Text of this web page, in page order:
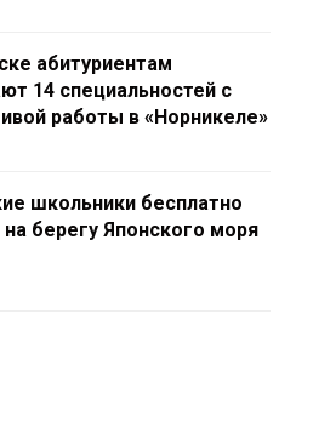
абитуриентам
14 специальностей с
работы в «Норникеле»
школьники бесплатно
на берегу Японского моря